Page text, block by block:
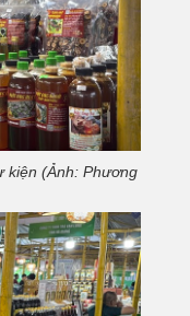
kiện (Ảnh: Phương